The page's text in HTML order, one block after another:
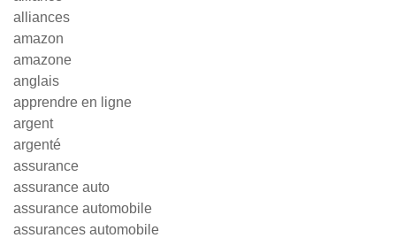
alliances
amazon
amazone
anglais
apprendre en ligne
argent
argenté
assurance
assurance auto
assurance automobile
assurances automobile